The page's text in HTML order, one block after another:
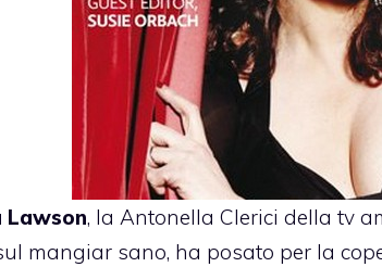
Lawson, la Antonella Clerici della tv
mangiar sano, ha posato per la